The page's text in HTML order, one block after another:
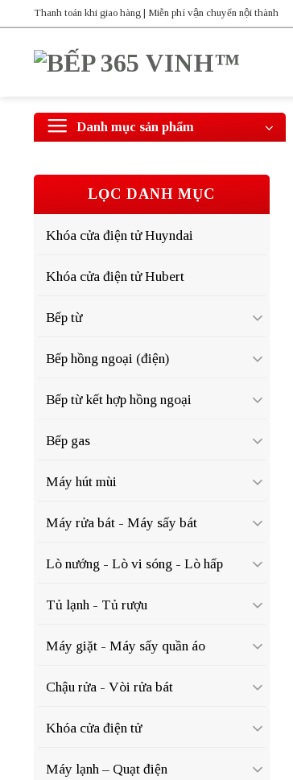
Thanh toán khi giao hàng | Miễn phí vận chuyển nội thành
Danh mục sản phẩm
LỌC DANH MỤC
Khóa cửa điện tử Huyndai
Khóa cửa điện tử Hubert
Bếp từ
Bếp hồng ngoại (điện)
Bếp từ kết hợp hồng ngoại
Bếp gas
Máy hút mùi
Máy rửa bát - Máy sấy bát
Lò nướng - Lò vi sóng - Lò hấp
Tủ lạnh - Tủ rượu
Máy giặt - Máy sấy quần áo
Chậu rửa - Vòi rửa bát
Khóa cửa điện tử
Máy lạnh – Quạt điện